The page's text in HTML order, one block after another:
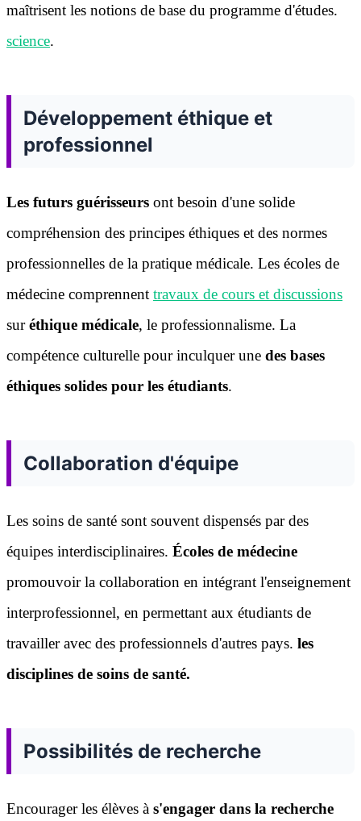
maîtrisent les notions de base du programme d'études.
science.
Développement éthique et
professionnel
Les futurs guérisseurs ont besoin d'une solide
compréhension des principes éthiques et des normes
professionnelles de la pratique médicale. Les écoles de
médecine comprennent travaux de cours et discussions
suréthique médicale, le professionnalisme. La
compétence culturelle pour inculquer une des bases
éthiques solides pour les étudiants.
Collaboration d'équipe
Les soins de santé sont souvent dispensés par des
équipes interdisciplinaires. Écoles de médecine
promouvoir la collaboration en intégrant l'enseignement
interprofessionnel, en permettant aux étudiants de
travailler avec des professionnels d'autres pays. les
disciplines de soins de santé.
Possibilités de recherche
Encourager les élèves à s'engager dans la recherche